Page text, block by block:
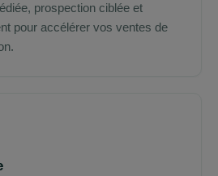
prospection ciblée et
pour accélérer vos ventes de